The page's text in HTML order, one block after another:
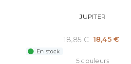
JUPITER
18,85 € 18,45 €
En stock
5 couleurs